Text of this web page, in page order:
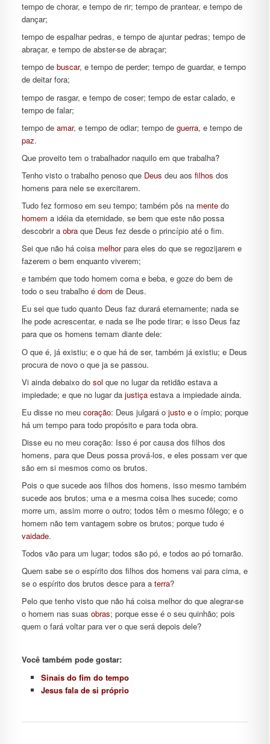
tempo de chorar, e tempo de rir; tempo de prantear, e tempo de
dançar;
tempo de espalhar pedras, e tempo de ajuntar pedras; tempo de
abraçar, e tempo de abster-se de abraçar;
tempo de buscar, e tempo de perder; tempo de guardar, e tempo
de deitar fora;
tempo de rasgar, e tempo de coser; tempo de estar calado, e
tempo de falar;
tempo de amar, e tempo de odiar; tempo de guerra, e tempo de
paz.
Que proveito tem o trabalhador naquilo em que trabalha?
Tenho visto o trabalho penoso que Deus deu aos filhos dos
homens para nele se exercitarem.
Tudo fez formoso em seu tempo; também pôs na mentedo
homem a idéia da eternidade, se bem que este não possa
descobrir a obraque Deus fez desde o princípio até o fim.
Sei que não há coisa melhorpara eles do que se regozijarem e
fazerem o bem enquanto viverem;
e também que todo homem coma e beba, e goze do bem de
todo o seu trabalho é dom de Deus.
Eu sei que tudo quanto Deus faz durará eternamente; nada se
lhe pode acrescentar, e nada se lhe pode tirar; e isso Deus faz
para que os homens temam diante dele:
O que é, já existiu; e o que há de ser, também já existiu; e Deus
procura de novo o que ja se passou.
Vi ainda debaixo do sol que no lugar da retidão estava a
impiedade; e que no lugar da justiçaestava a impiedade ainda.
Eu disse no meu coração: Deus julgará o justoe o ímpio; porque
há um tempo para todo propósito e para toda obra.
Disse eu no meu coração: Isso é por causa dos filhos dos
homens, para que Deus possa prová-los, e eles possam ver que
são em si mesmos como os brutos.
Pois o que sucede aos filhos dos homens, isso mesmo também
sucede aos brutos; uma e a mesma coisa lhes sucede; como
morre um, assim morre o outro; todos têm o mesmo fôlego; e o
homem não tem vantagem sobre os brutos; porque tudo é
vaidade.
Todos vão para um lugar; todos são pó, e todos ao pó tornarão.
Quem sabe se o espírito dos filhos dos homens vai para cima, e
se o espírito dos brutos desce para a terra?
Pelo que tenho visto que não há coisa melhor do que alegrar-se
o homem nas suas obras; porque esse é o seu quinhão; pois
quem o fará voltar para ver o que será depois dele?
Você também pode gostar:
Sinais do fim do tempo
Jesus fala de si próprio